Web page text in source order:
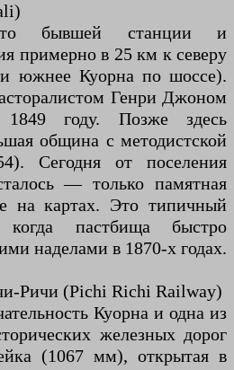
бывшей станции и
примерно в 25 км к северу
южнее Куорна по шоссе).
Генри Джоном
году. Позже здесь
община с методистской
Сегодня от поселения
— только памятная
на картах. Это типичный
когда пастбища быстро
наделами в 1870-х годах.
Ричи (Pichi Richi Railway)
Куорна и одна из
железных дорог
(1067 мм), открытая в